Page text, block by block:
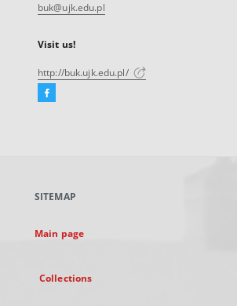
buk@ujk.edu.pl
Visit us!
http://buk.ujk.edu.pl/
Facebook
new
SITEMAP
Main page
Collections